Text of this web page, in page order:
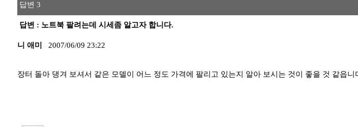
답변 3
답변 : 노트북 팔려는데 시세좀 알고자 합니다.
니 애미 2007/06/09 23:22
장터 돌아 댕겨 보셔서 같은 모델이 어느 정도 가격에 팔리고 있는지 알아 보시는 것이 좋을 것 같읍니